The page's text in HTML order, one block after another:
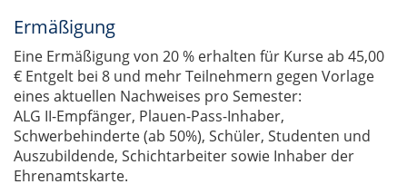
Ermäßigung
Eine Ermäßigung von 20 % erhalten für Kurse ab 45,00
€ Entgelt bei 8 und mehr Teilnehmern gegen Vorlage
eines aktuellen Nachweises pro Semester:
ALG II-Empfänger, Plauen-Pass-Inhaber,
Schwerbehinderte (ab 50%), Schüler, Studenten und
Auszubildende, Schichtarbeiter sowie Inhaber der
Ehrenamtskarte.